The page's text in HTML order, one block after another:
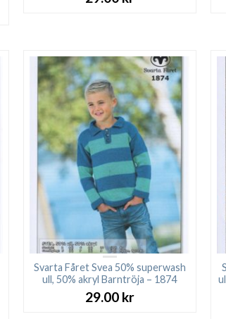
Svarta Fåret Svea 50% superwash
ull, 50% akryl Barntröja – 1874
29.00 kr